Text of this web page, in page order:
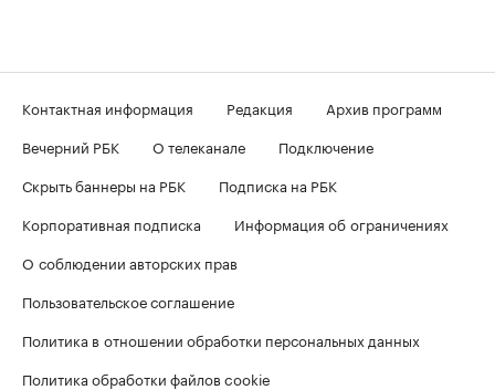
Контактная информация Редакция
Архив программ
Вечерний РБК
О телеканале
Подключение
Скрыть баннеры на РБК
Подписка на РБК
Корпоративная подписка
Информация об ограничениях
О соблюдении авторских прав
Пользовательское соглашение
Политика в отношении обработки персональных данных
Политика обработки файлов cookie